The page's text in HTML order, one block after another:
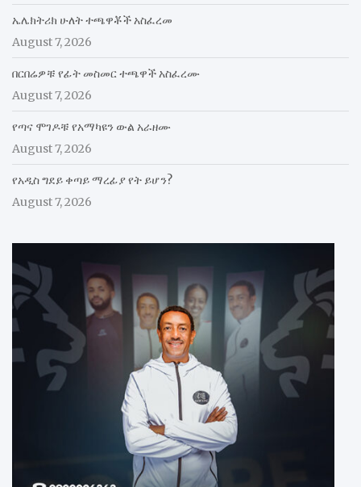
ኤሌክትሪክ ሁለት ተጫዋቾች አስፈረመ
August 7, 2026
በርበሬዎቹ የፊት መስመር ተጫዋች አስፈረሙ
August 7, 2026
የጣና ሞገዶቹ የአማካዩን ውል አራዘሙ
August 7, 2026
የአዲስ ግደይ ቀጣይ ማረፊያ የት ይሆን?
August 7, 2026